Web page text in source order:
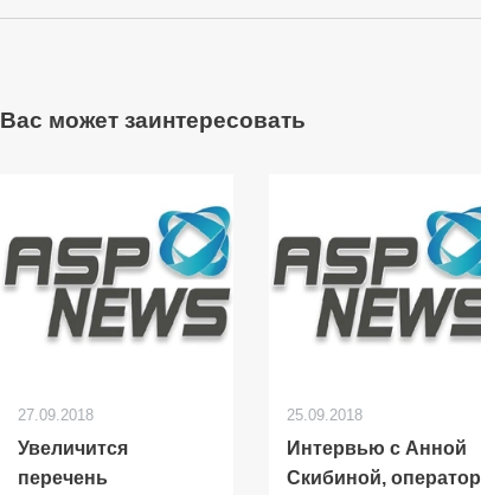
Вас может заинтересовать
27.09.2018
Увеличится
перечень
25.09.2018
Интервью с Анной
Скибиной, оператор